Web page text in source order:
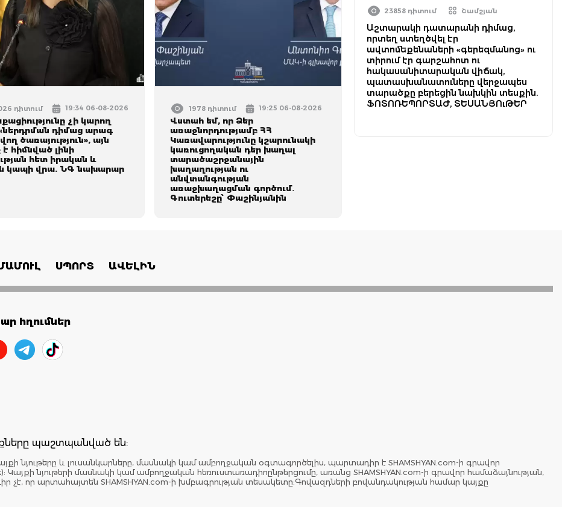
դիտում 19:34 06-08-2026
չի կարող
«ներդրման դիմաց արագ
ծառայություն», այն
հիմնված լինի
հետ իրական և
կապի վրա. ՆԳ նախարար
1978 դիտում 19:25 06-08-2026
Վստահ եմ, որ Ձեր
առաջնորդությամբ ՀՀ
Կառավարությունը կշարունակի
կառուցողական դեր խաղալ
տարածաշրջանային
խաղաղության ու
անվտանգության
առաջխաղացման գործում․
Գուտերեշը՝ Փաշինյանին
23858 դիտում Շամշյան
Աշտարակի դատարանի դիմաց,
որտեղ ստեղծվել էր
ավտոմեքենաների «գերեզմանոց» ու
տիրում էր գարշահոտ ու
հակասանիտարական վիճակ,
պատասխանատուները վերջապես
տարածքը բերեցին նախկին տեսքին.
ՖՈՏՈՌԵՊՈՐՏԱԺ, ՏԵՍԱՆՅՈւԹԵՐ
ՍՊՈՐՏ ԱՎԵԼԻՆ
հղումներ
պաշտպանված են:
նյութերը և լուսանկարները, մասնակի կամ ամբողջական օգտագործելիս, պարտադիր է SHAMSHYAN.com-ի գրավոր
Կայքի նյութերի մասնակի կամ ամբողջական հեռուստառադիոընթերցումը, առանց SHAMSHYAN.com-ի գրավոր համաձայնության,
չէ, որ արտահայտեն SHAMSHYAN.com-ի խմբագրության տեսակետը:Գովազդների բովանդակության համար կայքը